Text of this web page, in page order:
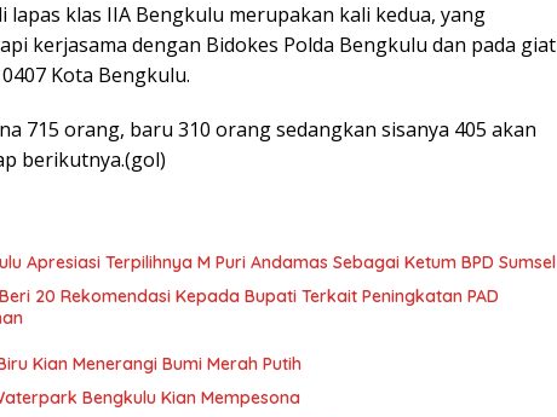
lapas klas IIA Bengkulu merupakan kali kedua, yang
kerjasama dengan Bidokes Polda Bengkulu dan pada giat
Kota Bengkulu.
715 orang, baru 310 orang sedangkan sisanya 405 akan
berikutnya.(gol)
Apresiasi Terpilihnya M Puri Andamas Sebagai Ketum BPD Sumsel
20 Rekomendasi Kepada Bupati Terkait Peningkatan PAD
Kian Menerangi Bumi Merah Putih
Bengkulu Kian Mempesona